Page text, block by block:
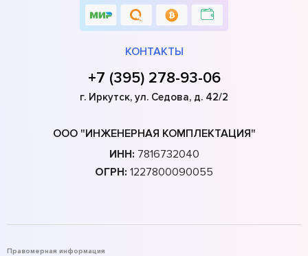
КОНТАКТЫ
+7 (395) 278-93-06
г. Иркутск, ул. Седова, д. 42/2
ООО "ИНЖЕНЕРНАЯ КОМПЛЕКТАЦИЯ"
ИНН: 7816732040
ОГРН: 1227800090055
Правомерная информация